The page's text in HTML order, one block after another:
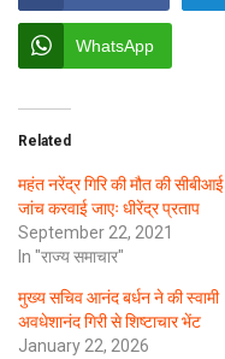
WhatsApp
Related
महंत नरेंद्र गिरि की मौत की सीबीआई
जांच करवाई जाएः धीरेंद्र प्रताप
September 22, 2021
In "राज्य समाचार"
मुख्य सचिव आनंद बर्धन ने की स्वामी
अवधेशानंद गिरी से शिष्टाचार भेंट
January 22, 2026